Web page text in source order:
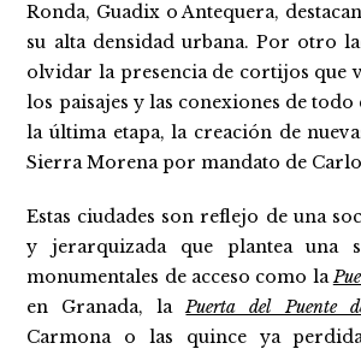
Ronda, Guadix o Antequera,
su alta densidad urbana. Por otro
olvidar la presencia de cortijos que
los paisajes y las conexiones de
la última etapa, la creación de
Sierra Morena por mandato de
Estas ciudades son reflejo de una
y jerarquizada que plantea una
monumentales de acceso como la
en Granada, laPuerta del Puente
Carmona o las quince ya